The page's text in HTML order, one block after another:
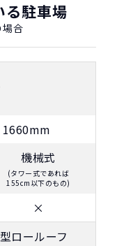
生するため、短
ります。
障が多発するま
年毎に新車に乗
きな新車を選んで
る駐車場
合
1660mm
機械式
(タワー式であれば
155cm以下のもの)
×
ロールーフ